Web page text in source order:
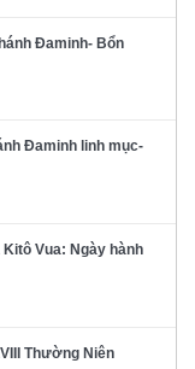
Đaminh- Bổn
Đaminh linh mục-
Vua: Ngày hành
Thường Niên